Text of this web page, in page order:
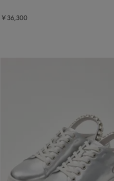
￥36,300